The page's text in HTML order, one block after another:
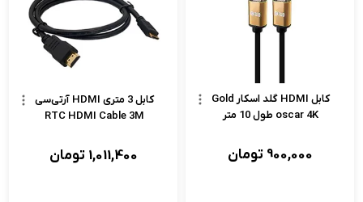
کابل HDMI گلد اسکار Gold
oscar 4K طول 10 متر
900,000 تومان
کابل 3 متری HDMI آر‌تی‌سی
RTC HDMI Cable 3M
1,011,400 تومان